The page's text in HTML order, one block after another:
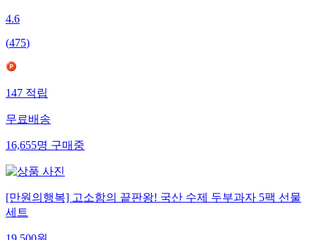
4.6
(475)
147적립
무료배송
16,655명구매중
[만원의행복] 고소함의 끝판왕! 국산 수제 두부과자 5팩 선물
세트